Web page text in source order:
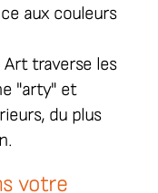
aux couleurs
Art traverse les
"arty" et
du plus
votre